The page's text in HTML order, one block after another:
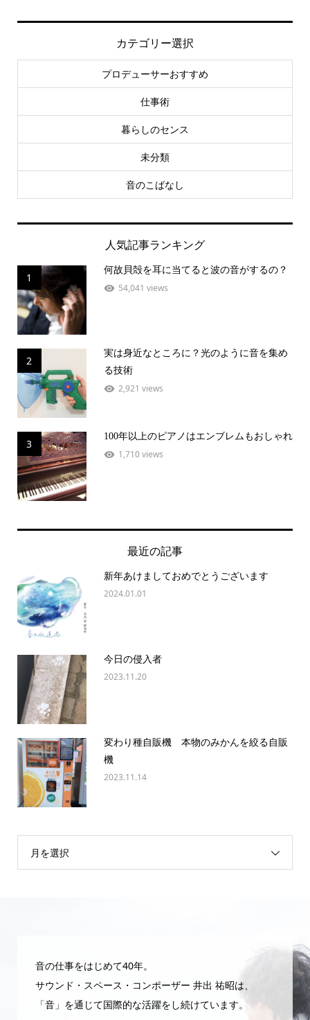
カテゴリー選択
プロデューサーおすすめ
仕事術
暮らしのセンス
未分類
音のこばなし
人気記事ランキング
1
何故貝殻を耳に当てると波の音がするの？
54,041 views
2
実は身近なところに？光のように音を集め
る技術
2,921 views
3
100年以上のピアノはエンブレムもおしゃれ
1,710 views
最近の記事
新年あけましておめでとうございます
2024.01.01
今日の侵入者
2023.11.20
変わり種自販機 本物のみかんを絞る自販
機
2023.11.14
月を選択
音の仕事をはじめて40年。
サウンド・スペース・コンポーザー 井出 祐昭は、
「音」を通じて国際的な活躍をし続けています。